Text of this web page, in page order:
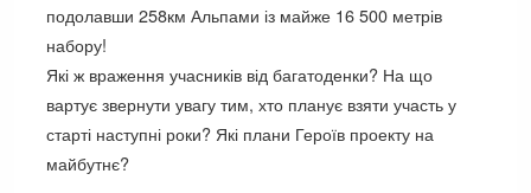
подолавши 258км Альпами із майже 16 500 метрів
набору!
Які ж враження учасників від багатоденки? На що
вартує звернути увагу тим, хто планує взяти участь у
старті наступні роки? Які плани Героїв проекту на
майбутнє?